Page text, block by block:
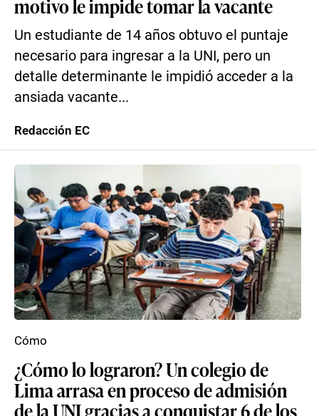
motivo le impide tomar la vacante
Un estudiante de 14 años obtuvo el puntaje
necesario para ingresar a la UNI, pero un
detalle determinante le impidió acceder a la
ansiada vacante...
Redacción EC
¿Cómo lo lograron? Un colegio de
Lima arrasa en proceso de admisión
de la UNI gracias a conquistar 6 de los
Cómo